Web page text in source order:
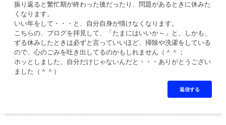
振り返ると繁忙期が終わった後だったり、問題があるときに休みた
くなります。
いい年をして・・・と、自分自身が情けなくなります。
こちらの、ブログを拝見して、「たまにはいいか～」と、しかも、
ずる休みしたときは必ずと言っていいほど、掃除や洗濯をしている
ので、心のごみを吐き出してるのかもしれません（＾＾；
ホッとしました、自分だけじゃないんだと・・・ありがとうござい
ました（＾＾）
返信する